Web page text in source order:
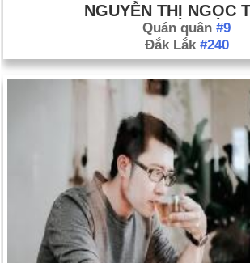
NGUYỄN THỊ NGỌC
Quán quân #9
Đắk Lắk #240